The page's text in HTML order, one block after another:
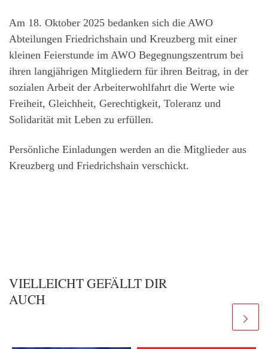
Am 18. Oktober 2025 bedanken sich die AWO
Abteilungen Friedrichshain und Kreuzberg mit einer
kleinen Feierstunde im AWO Begegnungszentrum bei
ihren langjährigen Mitgliedern für ihren Beitrag, in der
sozialen Arbeit der Arbeiterwohlfahrt die Werte wie
Freiheit, Gleichheit, Gerechtigkeit, Toleranz und
Solidarität mit Leben zu erfüllen.
Persönliche Einladungen werden an die Mitglieder aus
Kreuzberg und Friedrichshain verschickt.
VIELLEICHT GEFÄLLT DIR
AUCH